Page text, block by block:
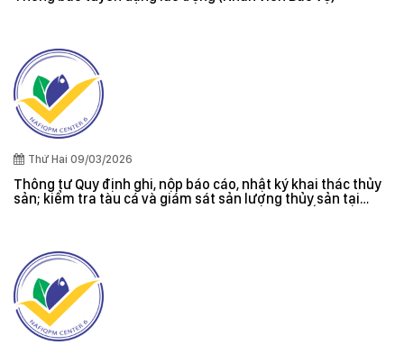
Thứ Hai 09/03/2026
Thông tư Quy định ghi, nộp báo cáo, nhật ký khai thác thủy
sản; kiểm tra tàu cá và giám sát sản lượng thủy sản tại